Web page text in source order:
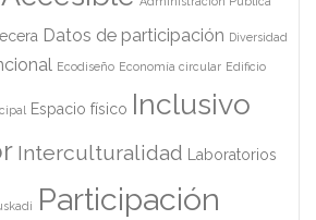
Datos de participación Diversidad
Ecodiseño Economía circular Edificio
Espacio físico Inclusivo
Interculturalidad Laboratorios
Participación